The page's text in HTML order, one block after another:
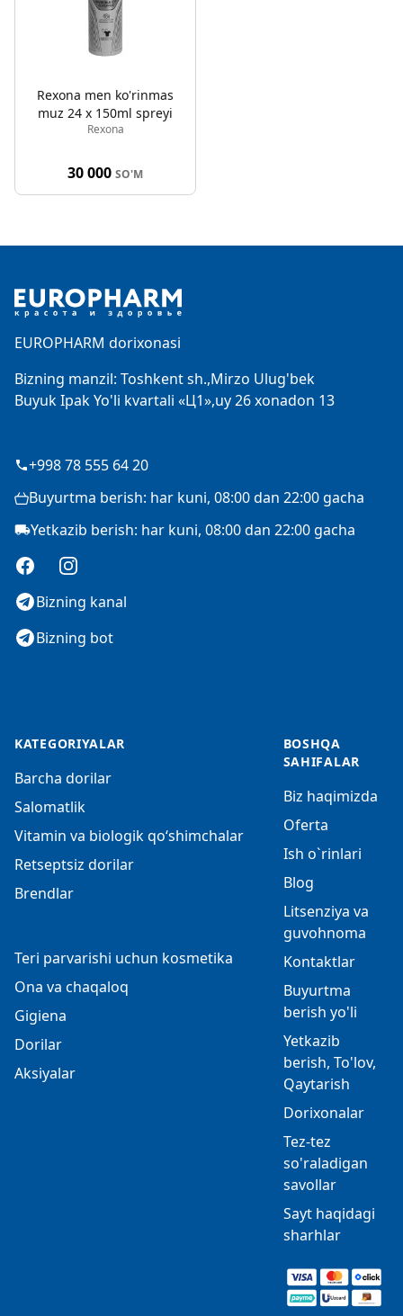
Rexona men ko'rinmas
muz 24 x 150ml spreyi
Rexona
30 000 SO'M
EUROPHARM dorixonasi
Bizning manzil: Toshkent sh.,Mirzo Ulug'bek
Buyuk Ipak Yo'li kvartali «Ц1»,uy 26 xonadon 13
+998 78 555 64 20
Buyurtma berish: har kuni, 08:00 dan 22:00 gacha
Yetkazib berish: har kuni, 08:00 dan 22:00 gacha
FacebookInstagram
Bizning kanal
Bizning bot
KATEGORIYALAR
Barcha dorilar
Salomatlik
Vitamin va biologik qo‘shimchalar
Retseptsiz dorilar
Brendlar
Teri parvarishi uchun kosmetika
Ona va chaqaloq
Gigiena
Dorilar
Aksiyalar
BOSHQA
SAHIFALAR
Biz haqimizda
Oferta
Ish o`rinlari
Blog
Litsenziya va
guvohnoma
Kontaktlar
Buyurtma
berish yo'li
Yetkazib
berish, To'lov,
Qaytarish
Dorixonalar
Tez-tez
so'raladigan
savollar
Sayt haqidagi
sharhlar